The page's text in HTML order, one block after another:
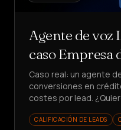
Agente de voz
caso Empresa
Caso real: un agente
conversiones en
costes por lead.
CALIFICACIÓN DE LEADS